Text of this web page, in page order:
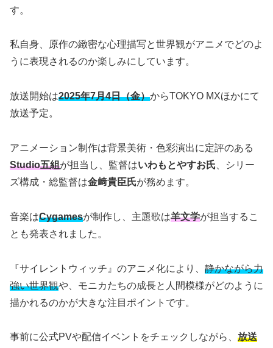
す。
私自身、原作の緻密な心理描写と世界観がアニメでどのよ
うに表現されるのか楽しみにしています。
放送開始は2025年7月4日（金）からTOKYO MXほかにて
放送予定。
アニメーション制作は背景美術・色彩演出に定評のある
Studio五組が担当し、監督はいわもとやすお氏 、シリー
ズ構成・総監督は金﨑貴臣氏が務めます。
音楽はCygamesが制作し、主題歌は羊文学が担当するこ
とも発表されました。
『サイレントウィッチ』のアニメ化により、 静かながら力
強い世界観や、モニカたちの成長と人間模様がどのように
描かれるのかが大きな注目ポイントです。
事前に公式PVや配信イベントをチェックしながら、 放送